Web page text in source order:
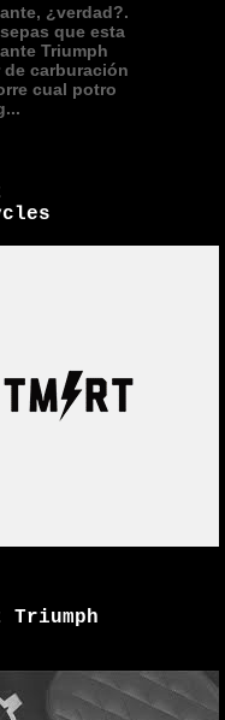
¿verdad?.
que esta
Triumph
de carburación
cual potro
Triumph